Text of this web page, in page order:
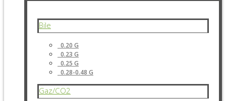
Bile
0.20 G
0.23 G
0.25 G
0.28-0.48 G
Gaz/CO2